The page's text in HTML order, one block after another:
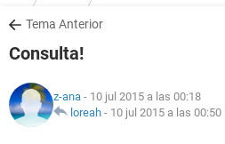
SALUD
NUTRICIÓN
Tema Anterior
Consulta!
z-ana - 10 jul 2015 a las 00:18
loreah - 10 jul 2015 a las 00:50